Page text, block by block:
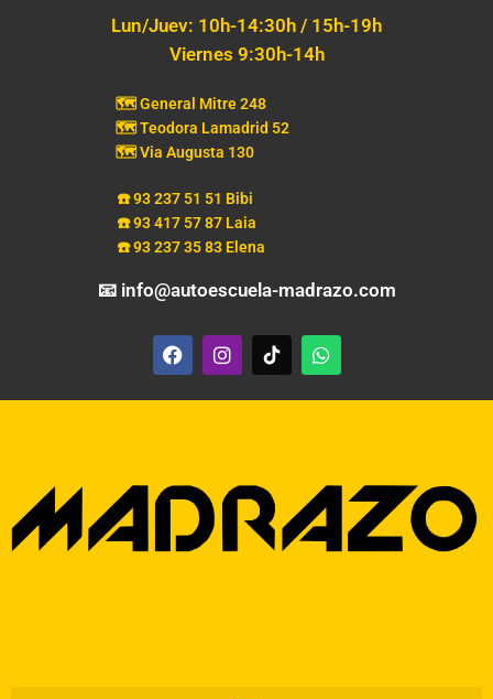
Lun/Juev: 10h-14:30h / 15h-19h
Viernes 9:30h-14h
🗺️ General Mitre 248
🗺️ Teodora Lamadrid 52
🗺️ Via Augusta 130
☎️ 93 237 51 51 Bibi
☎️ 93 417 57 87 Laia
☎️ 93 237 35 83 Elena
📧 info@autoescuela-madrazo.com